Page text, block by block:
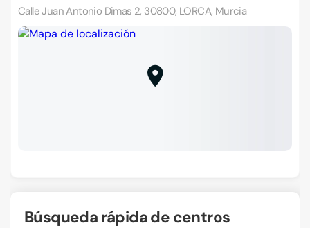
Calle Juan Antonio Dimas 2, 30800, LORCA, Murcia
Búsqueda rápida de centros